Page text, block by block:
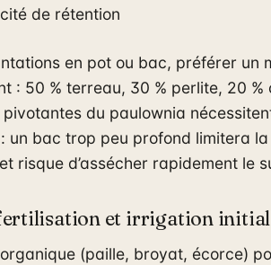
de rétention
en pot ou bac, préférer un
: 50 % terreau, 30 % perlite, 20 %
pivotantes du paulownia
un bac trop peu profond limitera la
risque d’assécher rapidement le
et irrigation
(paille, broyat, écorce)